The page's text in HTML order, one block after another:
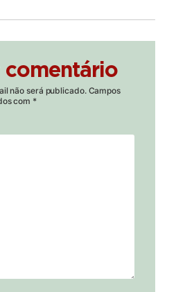
comentário
não será publicado. Campos
com *